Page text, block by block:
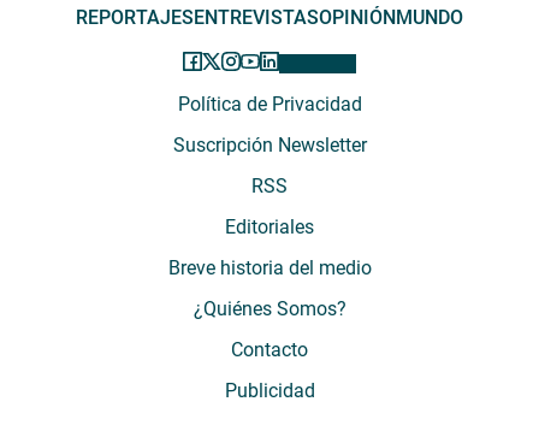
REPORTAJES ENTREVISTASOPINIÓN MUNDO
Política de Privacidad
Suscripción Newsletter
RSS
Editoriales
Breve historia del medio
¿Quiénes Somos?
Contacto
Publicidad